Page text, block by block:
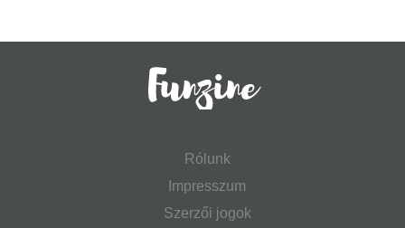
Rólunk
Impresszum
Szerzői jogok